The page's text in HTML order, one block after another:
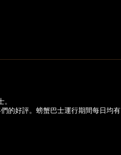
的好評。螃蟹巴士運行期間每日均有